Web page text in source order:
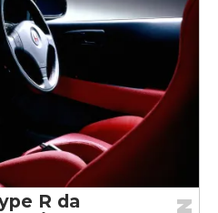
R da